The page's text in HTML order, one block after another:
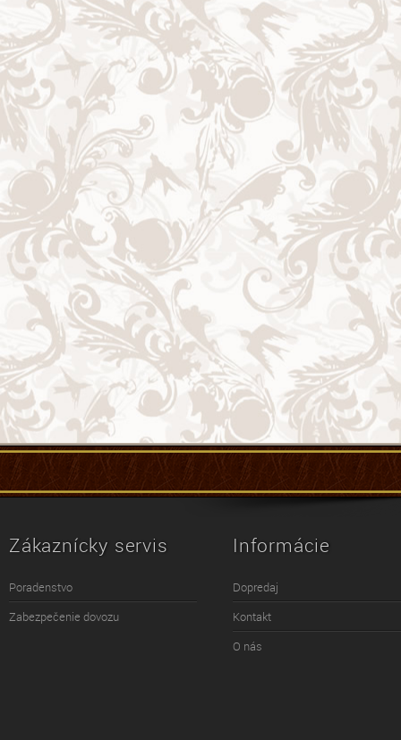
Zákaznícky servis
Poradenstvo
Zabezpečenie dovozu
Informácie
Dopredaj
Kontakt
O nás